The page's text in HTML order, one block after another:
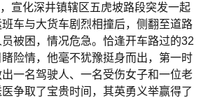
宣化深井镇辖区五虎坡路段突发一起
车与大货车剧烈相撞后，侧翻至道路
被困，情况危急。恰逢开车路过的32
险情，他毫不犹豫挺身而出，第一时
一名驾驶人、一名受伤女子和一位老
争取了宝贵时间，其英勇义举赢得了